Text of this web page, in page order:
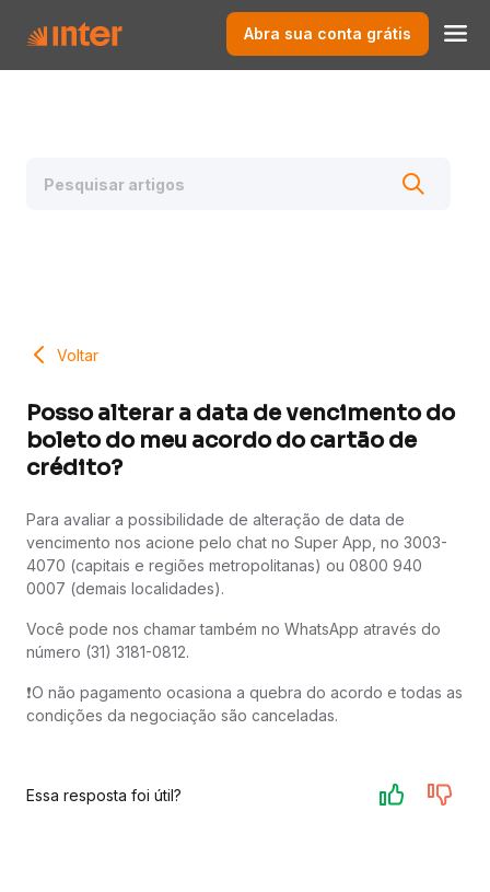
Abra sua conta grátis
Voltar
Posso alterar a data de vencimento do
boleto do meu acordo do cartão de
crédito?
Para avaliar a possibilidade de alteração de data de
vencimento nos acione pelo chat no Super App, no 3003-
4070 (capitais e regiões metropolitanas) ou 0800 940
0007 (demais localidades).
Você pode nos chamar também no WhatsApp através do
número (31) 3181-0812.
❗️O não pagamento ocasiona a quebra do acordo e todas as
condições da negociação são canceladas.
Essa resposta foi útil?